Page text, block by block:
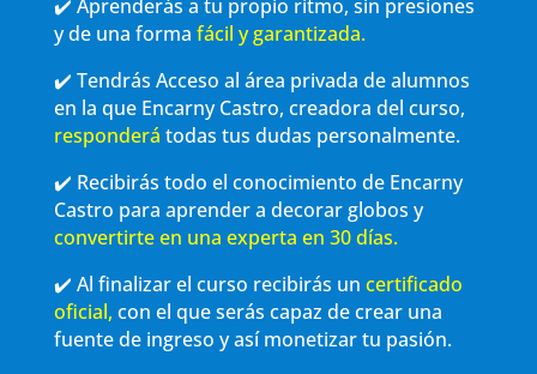
✔️ Aprenderás a tu propio ritmo, sin presiones
y de una forma fácil y garantizada.
✔️ Tendrás Acceso al área privada de alumnos
en la que Encarny Castro, creadora del curso,
responderá todas tus dudas personalmente.
✔️ Recibirás todo el conocimiento de Encarny
Castro para aprender a decorar globos y
convertirte en una experta en 30 días.
✔️ Al finalizar el curso recibirás un certificado
oficial, con el que serás capaz de crear una
fuente de ingreso y así monetizar tu pasión.